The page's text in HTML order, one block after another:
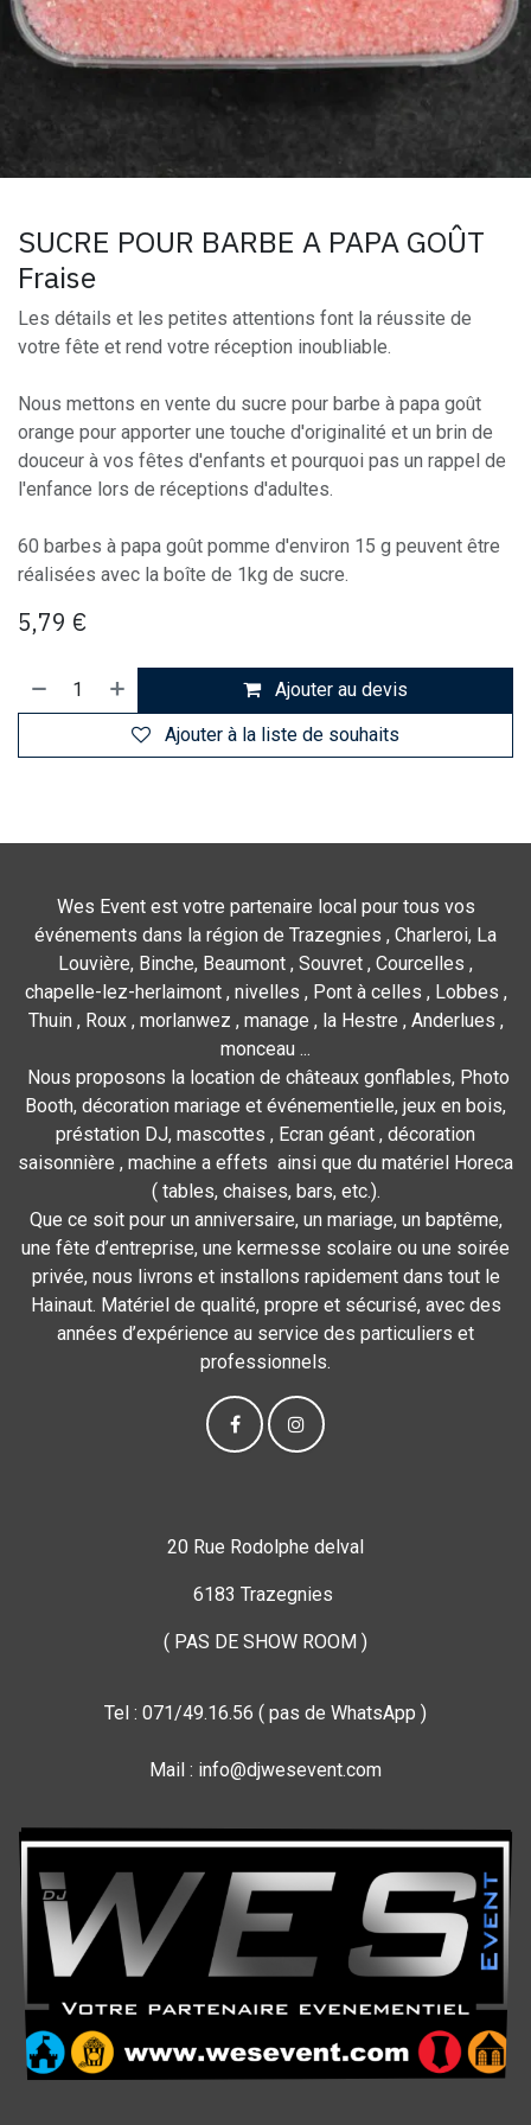
SUCRE POUR BARBE A PAPA GOÛT
Fraise
Les détails et les petites attentions font la réussite de
votre fête et rend votre réception inoubliable.
Nous mettons en vente du sucre pour barbe à papa goût
orange pour apporter une touche d'originalité et un brin de
douceur à vos fêtes d'enfants et pourquoi pas un rappel de
l'enfance lors de réceptions d'adultes.
60 barbes à papa goût pomme d'environ 15 g peuvent être
réalisées avec la boîte de 1kg de sucre.
5,79 €
Ajouter au devis
Ajouter à la liste de souhaits
Wes Event est votre partenaire local pour tous vos
événements dans la région de Trazegnies , Charleroi, La
Louvière, Binche, Beaumont , Souvret , Courcelles ,
chapelle-lez-herlaimont , nivelles , Pont à celles , Lobbes ,
Thuin , Roux , morlanwez , manage , la Hestre , Anderlues ,
monceau ...
Nous proposons la location de châteaux gonflables, Photo
Booth, décoration mariage et événementielle, jeux en bois,
préstation DJ, mascottes , Ecran géant , décoration
saisonnière , machine a effets ainsi que du matériel Horeca
( tables, chaises, bars, etc.).
Que ce soit pour un anniversaire, un mariage, un baptême,
une fête d’entreprise, une kermesse scolaire ou une soirée
privée, nous livrons et installons rapidement dans tout le
Hainaut. Matériel de qualité, propre et sécurisé, avec des
années d’expérience au service des particuliers et
professionnels.
20 Rue Rodolphe delval
6183 Trazegnies
( PAS DE SHOW ROOM )
Tel : 071/49.16.56 ( pas de WhatsApp )
Mail : info@djwesevent.com